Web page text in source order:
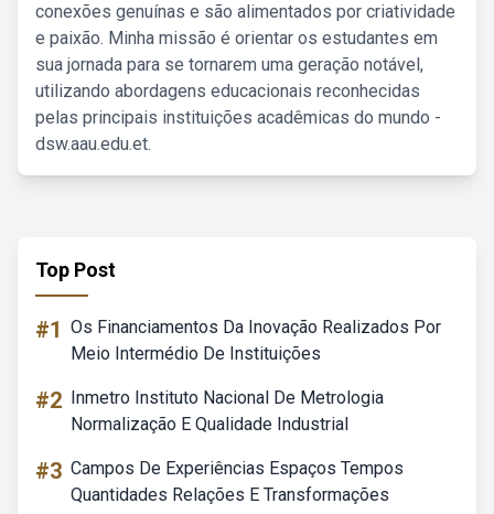
conexões genuínas e são alimentados por criatividade
e paixão. Minha missão é orientar os estudantes em
sua jornada para se tornarem uma geração notável,
utilizando abordagens educacionais reconhecidas
pelas principais instituições acadêmicas do mundo -
dsw.aau.edu.et.
Top Post
#1 Os Financiamentos Da Inovação Realizados Por
Meio Intermédio De Instituições
#2 Inmetro Instituto Nacional De Metrologia
Normalização E Qualidade Industrial
#3 Campos De Experiências Espaços Tempos
Quantidades Relações E Transformações